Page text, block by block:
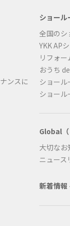
ンスに
ショール
全国のシ
YKK AP
リフォ
おうち
ショール
ショー
Global（
大切なお
ニュース
新着情報